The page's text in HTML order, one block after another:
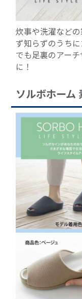
炊事や洗濯など
ず知らずのうち
でも足裏のアー
に！
ソルボホーム